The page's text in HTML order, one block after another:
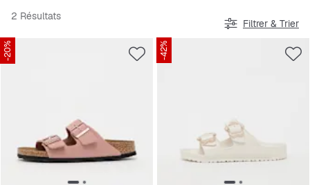
2 Résultats
Filtrer & Trier
-20% -42%